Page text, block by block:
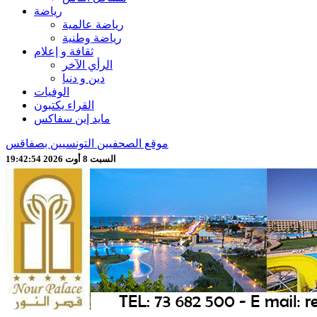
رياضة
رياضة عالمية
رياضة وطنية
ثقافة و إعلام
الرأي الآخر
دين و دنيا
الوفيات
القراء يكتبون
مايد إين سفاكس
موقع الصحفيين التونسيين بصفاقس
السبت 8 أوت 2026 19:42:57